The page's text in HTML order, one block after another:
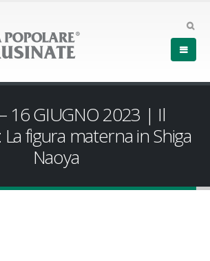
16 GIUGNO 2023 | Il
figura materna in Shiga
Naoya